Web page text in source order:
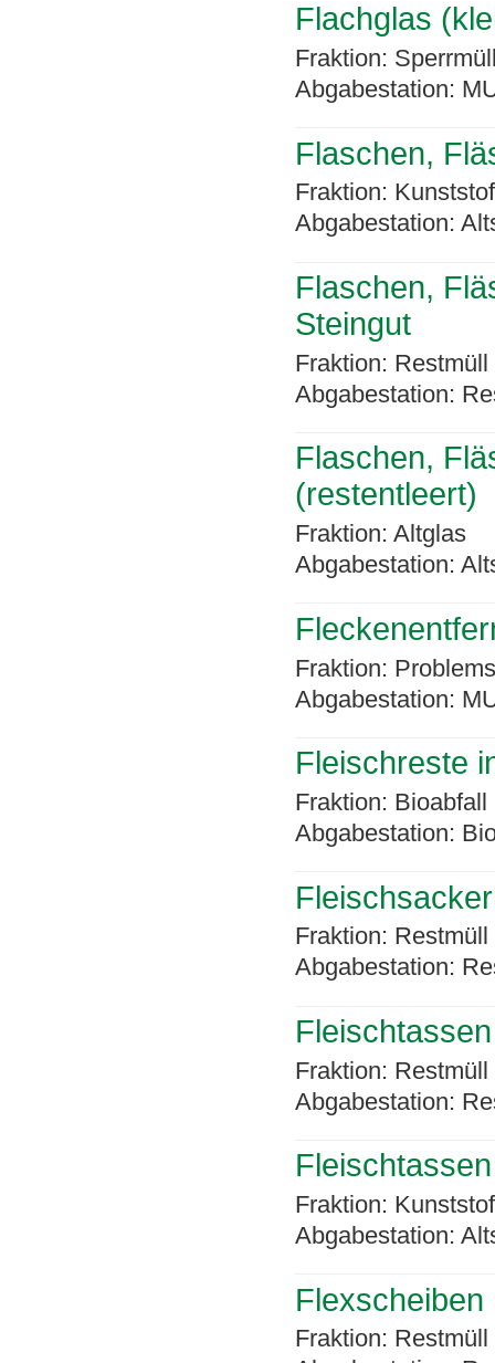
Flachglas
Fraktion:
Abgabestation:
Flaschen,
Fraktion:
Abgabestation:
Flaschen,
Steingut
Fraktion: Restmüll
Abgabestation:
Flaschen,
(restentleert)
Fraktion: Altglas
Abgabestation:
Fraktion:
Abgabestation:
Fleischreste
Fraktion: Bioabfall
Abgabestation:
Fraktion: Restmüll
Abgabestation:
Fraktion: Restmüll
Abgabestation:
Fraktion:
Abgabestation:
Flexscheiben
Fraktion: Restmüll